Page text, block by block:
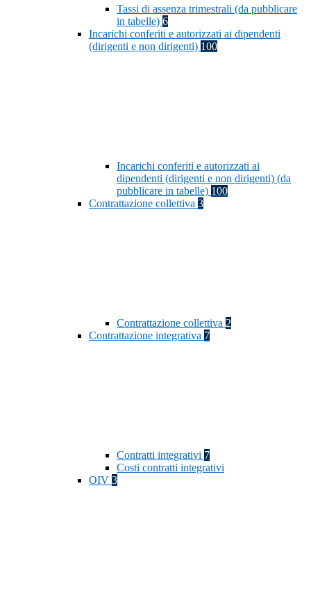
Tassi di assenza trimestrali (da pubblicare
in tabelle) 6
Incarichi conferiti e autorizzati ai dipendenti
(dirigenti e non dirigenti) 100
Incarichi conferiti e autorizzati ai
dipendenti (dirigenti e non dirigenti) (da
pubblicare in tabelle) 100
Contrattazione collettiva 3
Contrattazione collettiva 2
Contrattazione integrativa 7
Contratti integrativi 7
Costi contratti integrativi
OIV 3